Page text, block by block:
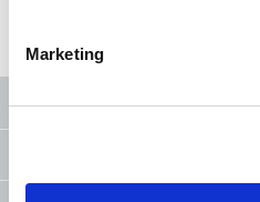
Marketing
Le Tokyo Metro sur les réseaux sociaux